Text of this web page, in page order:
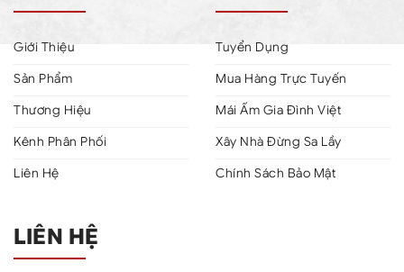
Giới Thiệu
Sản Phẩm
Thương Hiệu
Kênh Phân Phối
Liên Hệ
Tuyển Dụng
Mua Hàng Trực Tuyến
Mái Ấm Gia Đình Việt
Xây Nhà Đừng Sa Lầy
Chính Sách Bảo Mật
LIÊN HỆ